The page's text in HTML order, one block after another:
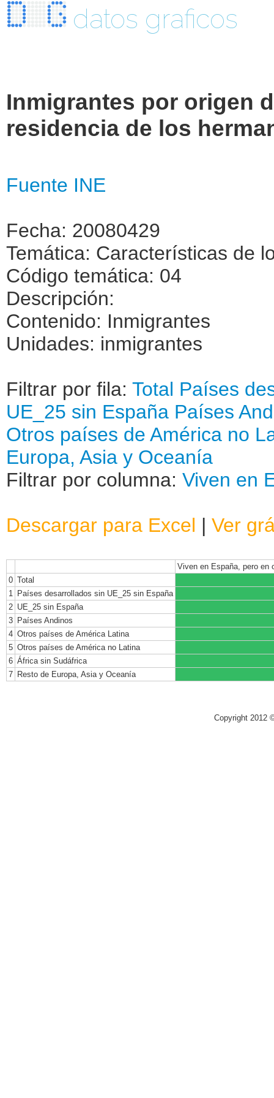
datos graficos
Inmigrantes por origen
residencia de los
Fuente INE
Fecha: 20080429
Temática: Características de
Código temática: 04
Descripción:
Contenido: Inmigrantes
Unidades: inmigrantes
Filtrar por fila: Total Países
UE_25 sin España Países
Otros países de América no
Europa, Asia y Oceanía
Filtrar por columna: Viven en
Descargar para Excel | Ver
Viven en España, pero en
0 Total
1
Países desarrollados sin UE_25 sin España
2 UE_25 sin España
3 Países Andinos
4 Otros países de América Latina
5 Otros países de América no Latina
6 África sin Sudáfrica
7 Resto de Europa, Asia y Oceanía
Copyright 2012